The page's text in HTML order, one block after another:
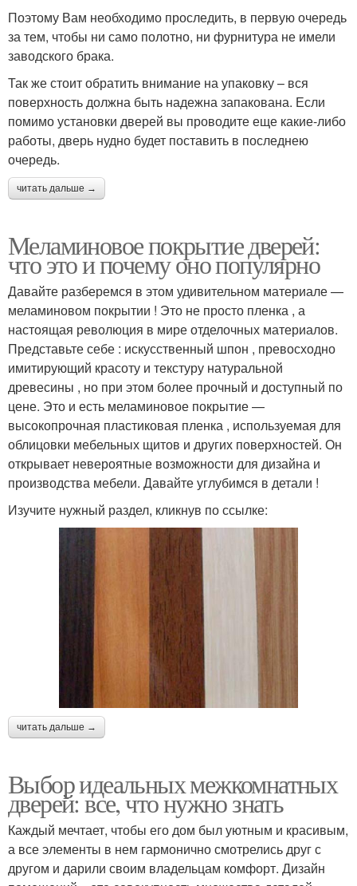
Поэтому Вам необходимо проследить, в первую очередь
за тем, чтобы ни само полотно, ни фурнитура не имели
заводского брака.
Так же стоит обратить внимание на упаковку – вся
поверхность должна быть надежна запакована. Если
помимо установки дверей вы проводите еще какие-либо
работы, дверь нудно будет поставить в последнею
очередь.
читать дальше →
Меламиновое покрытие дверей:
что это и почему оно популярно
Давайте разберемся в этом удивительном материале —
меламиновом покрытии ! Это не просто пленка , а
настоящая революция в мире отделочных материалов.
Представьте себе : искусственный шпон , превосходно
имитирующий красоту и текстуру натуральной
древесины , но при этом более прочный и доступный по
цене. Это и есть меламиновое покрытие —
высокопрочная пластиковая пленка , используемая для
облицовки мебельных щитов и других поверхностей. Он
открывает невероятные возможности для дизайна и
производства мебели. Давайте углубимся в детали !
Изучите нужный раздел, кликнув по ссылке:
читать дальше →
Выбор идеальных межкомнатных
дверей: все, что нужно знать
Каждый мечтает, чтобы его дом был уютным и красивым,
а все элементы в нем гармонично смотрелись друг с
другом и дарили своим владельцам комфорт. Дизайн